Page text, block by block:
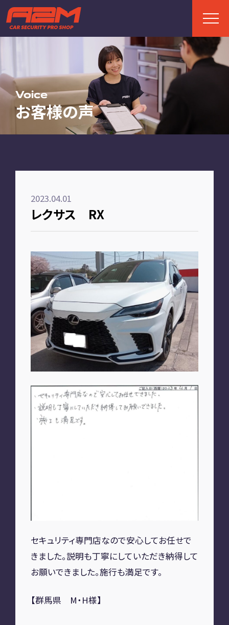
Voice
お客様の声
2023.04.01
レクサス RX
セキュリティ専門店なので安心してお任せで
きました。説明も丁寧にしていただき納得して
お願いできました。施行も満足です。
【群馬県 M・H様】
TOP
ABOUT
A2Mについて
FAQ
お客様の声
PLAN
車種別プラン
SHOP
A2M 本店
A2M 仙台
A2M 宇都宮
CONTACT